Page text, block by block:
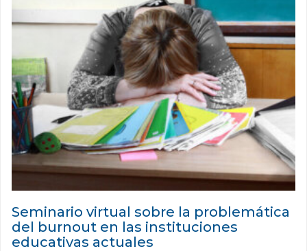
Seminario virtual sobre la problemática
del burnout en las instituciones
educativas actuales